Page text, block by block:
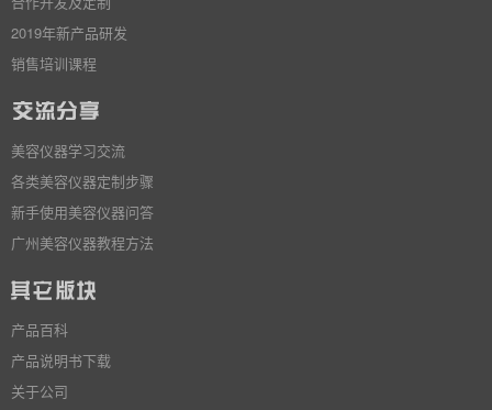
2019年新产品研发
销售培训课程
美容仪器学习交流
各类美容仪器定制步骤
新手使用美容仪器问答
广州美容仪器教程方法
产品百科
产品说明书下载
关于公司